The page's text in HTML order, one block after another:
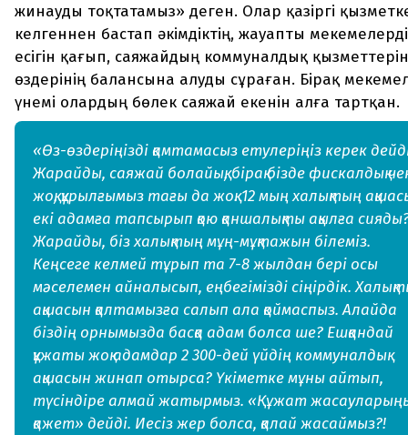
жинауды тоқтатамыз» деген. Олар қазіргі
келгеннен бастап әкімдіктің, жауапты
есігін қағып, саяжайдың коммуналдық қызметтерін
өздерінің балансына алуды сұраған. Бірақ
үнемі олардың бөлек саяжай екенін алға тартқан.
«Өз-өздеріңізді қамтамасыз етулеріңіз керек
Жарайды, саяжай болайық, бірақ бізде фискалдық
жоқ, құрылғымыз тағы да жоқ. 12 мың халықтың
екі адамға тапсырып қою қаншалықты ақылға
Жарайды, біз халықтың мұң-мұқтажын білеміз.
Кеңсеге келмей тұрып та 7-8 жылдан бері осы
мәселемен айналысып, еңбегімізді сіңірдік.
ақшасын қалтамызға салып ала қоймаспыз. Алайда
біздің орнымызда басқа адам болса ше? Ешқандай
құжаты жоқ адамдар 2 300-дей үйдің коммуналдық
ақшасын жинап отырса? Үкіметке мұны айтып,
түсіндіре алмай жатырмыз. «Құжат
қажет» дейді. Иесіз жер болса, қалай жасаймыз?!